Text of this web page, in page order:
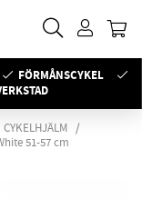
FÖRMÅNSCYKEL
CYKELHJÄLM
51-57 cm